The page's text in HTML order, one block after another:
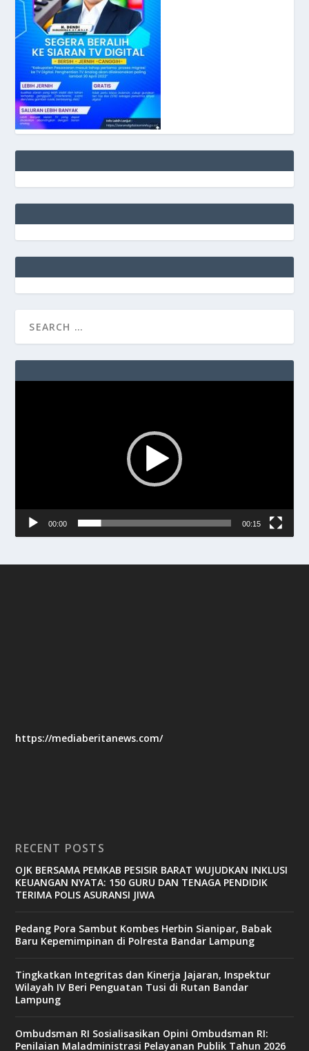
00:00 00:15
https://mediaberitanews.com/
RECENT POSTS
OJK BERSAMA PEMKAB PESISIR BARAT WUJUDKAN INKLUSI
KEUANGAN NYATA: 150 GURU DAN TENAGA PENDIDIK
TERIMA POLIS ASURANSI JIWA
Pedang Pora Sambut Kombes Herbin Sianipar, Babak
Baru Kepemimpinan di Polresta Bandar Lampung
Tingkatkan Integritas dan Kinerja Jajaran, Inspektur
Wilayah IV Beri Penguatan Tusi di Rutan Bandar
Lampung
Ombudsman RI Sosialisasikan Opini Ombudsman RI:
Penilaian Maladministrasi Pelayanan Publik Tahun 2026